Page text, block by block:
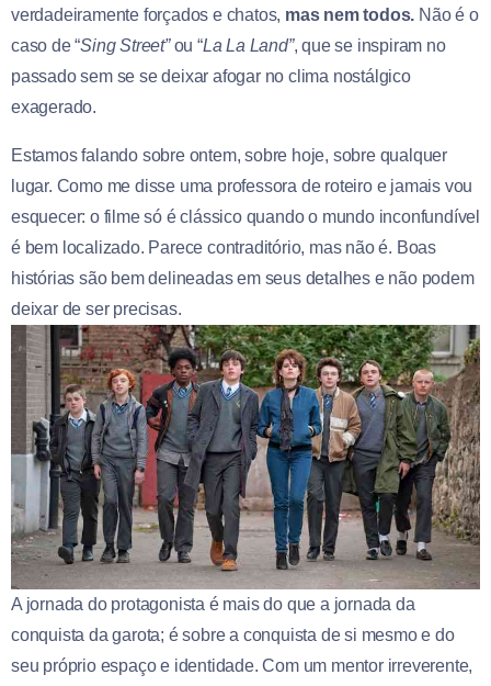
verdadeiramente forçados e chatos, mas nem todos. Não é o
caso de “Sing Street”ou “La La Land”, que se inspiram no
passado sem se se deixar afogar no clima nostálgico
exagerado.
Estamos falando sobre ontem, sobre hoje, sobre qualquer
lugar. Como me disse uma professora de roteiro e jamais vou
esquecer: o filme só é clássico quando o mundo inconfundível
é bem localizado. Parece contraditório, mas não é. Boas
histórias são bem delineadas em seus detalhes e não podem
deixar de ser precisas.
A jornada do protagonista é mais do que a jornada da
conquista da garota; é sobre a conquista de si mesmo e do
seu próprio espaço e identidade. Com um mentor irreverente,